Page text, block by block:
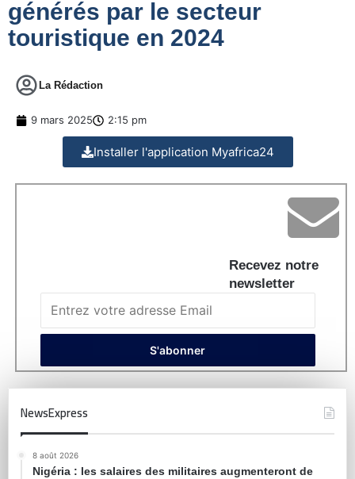
générés par le secteur
touristique en 2024
La Rédaction
9 mars 2025 2:15 pm
Installer l'application Myafrica24
Recevez notre
newsletter
NewsExpress
8 août 2026
Nigéria : les salaires des militaires augmenteront de